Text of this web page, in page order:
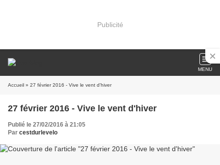
Publicité
MENU
Accueil » 27 février 2016 - Vive le vent d'hiver
27 février 2016 - Vive le vent d'hiver
Publié le 27/02/2016 à 21:05
Par cestdurlevelo